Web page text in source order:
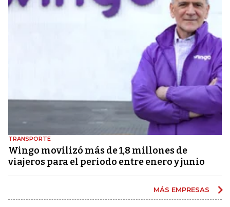
TRANSPORTE
Wingo movilizó más de 1,8 millones de
viajeros para el periodo entre enero y junio
MÁS EMPRESAS